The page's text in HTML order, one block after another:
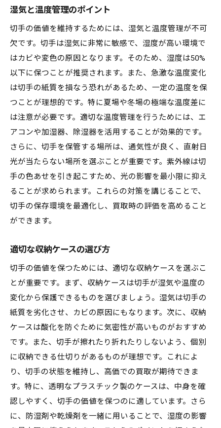
湿気と温度管理のポイント
切手の価値を維持するためには、湿気と温度管理が不可
欠です。切手は湿気に非常に敏感で、湿度が高い環境で
はカビや変色の原因となります。そのため、湿度は50%
以下に保つことが推奨されます。また、急激な温度変化
は切手の紙質を損なう恐れがあるため、一定の温度を保
つことが理想的です。特に夏場や冬場の極端な温度差に
は注意が必要です。適切な温度管理を行うためには、エ
アコンや加湿器、除湿器を活用することが効果的です。
さらに、切手を保管する場所は、通気性が良く、直射日
光が当たらない場所を選ぶことが重要です。紫外線は切
手の色あせを引き起こすため、光の影響を最小限に抑え
ることが求められます。これらの対策を講じることで、
切手の保存環境を最適化し、買取時の評価を高めること
ができます。
適切な収納ケースの選び方
切手の価値を保つためには、適切な収納ケースを選ぶこ
とが重要です。まず、収納ケースは切手が湿気や温度の
変化から保護できるものを選びましょう。湿気は切手の
紙質を劣化させ、カビの原因にもなります。次に、収納
ケースは酸化を防ぐために気密性が高いものがおすすめ
です。また、切手が擦れたり折れたりしないよう、個別
に収納できる仕切りがあるものが理想です。これによ
り、切手の状態を維持し、高価での買取が期待できま
す。特に、透明なプラスチック製のケースは、中身を確
認しやすく、切手の価値を保つのに適しています。さら
に、防湿剤や乾燥剤を一緒に用いることで、湿度の影響